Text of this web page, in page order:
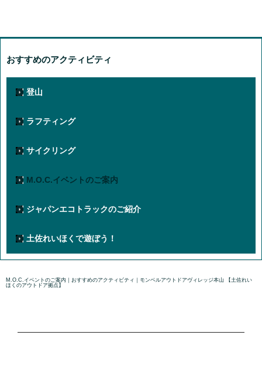
おすすめのアクティビティ
登山
ラフティング
サイクリング
M.O.C.イベントのご案内
ジャパンエコトラックのご紹介
土佐れいほくで遊ぼう！
M.O.C.イベントのご案内｜おすすめのアクティビティ｜モンベルアウトドアヴィレッジ本山 【土佐れい
ほくのアウトドア拠点】